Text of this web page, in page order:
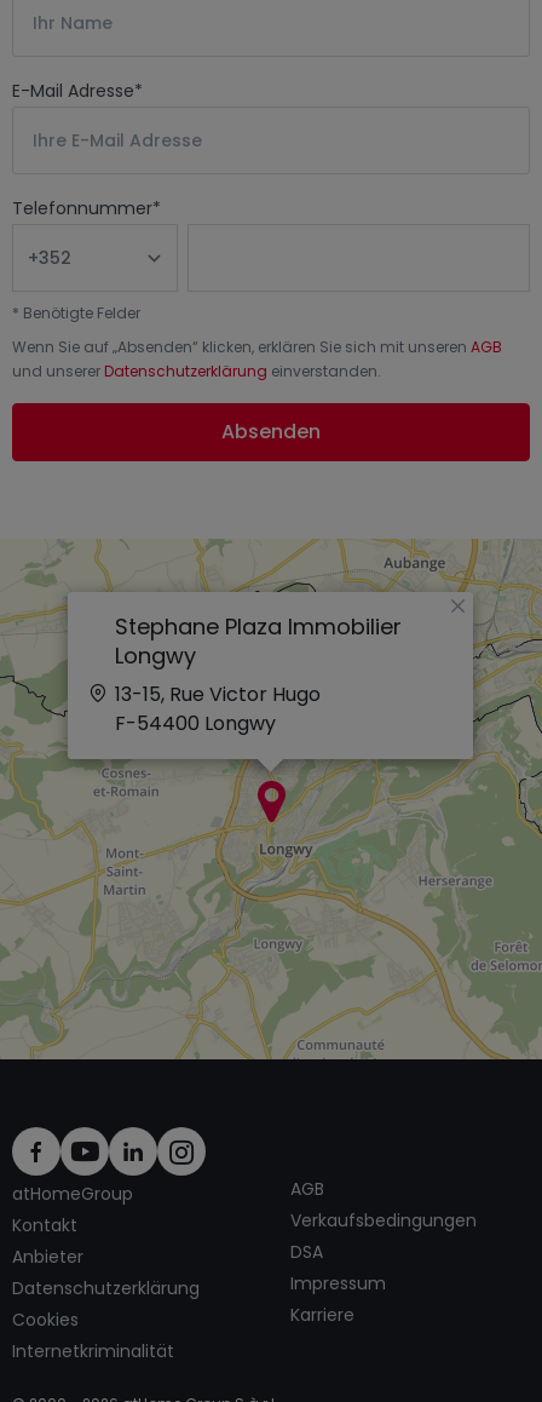
E-Mail Adresse*
Telefonnummer*
* Benötigte Felder
Wenn Sie auf „Absenden“ klicken, erklären Sie sich mit unseren AGB
und unserer Datenschutzerklärung einverstanden.
Absenden
Stephane Plaza Immobilier
Longwy
13-15, Rue Victor Hugo
F-54400 Longwy
×
atHomeGroup
Kontakt
Anbieter
Datenschutzerklärung
Cookies
Internetkriminalität
AGB
Verkaufsbedingungen
DSA
Impressum
Karriere